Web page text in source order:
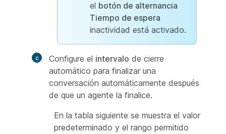
el botón de alternancia
Tiempo de espera
inactividad está activado.
Configure el intervalo de cierre
automático para finalizar una
conversación automáticamente después
de que un agente la finalice.
En la tabla siguiente se muestra el valor
predeterminado y el rango permitido